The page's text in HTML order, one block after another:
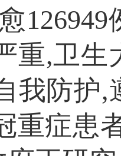
重,卫生
我防护
重症患